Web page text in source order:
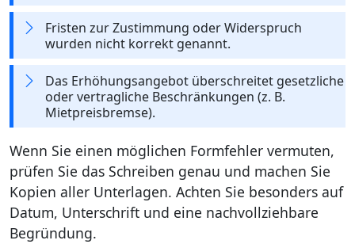
Fristen zur Zustimmung oder Widerspruch
wurden nicht korrekt genannt.
Das Erhöhungsangebot überschreitet gesetzliche
oder vertragliche Beschränkungen (z. B.
Mietpreisbremse).
Wenn Sie einen möglichen Formfehler vermuten,
prüfen Sie das Schreiben genau und machen Sie
Kopien aller Unterlagen. Achten Sie besonders auf
Datum, Unterschrift und eine nachvollziehbare
Begründung.